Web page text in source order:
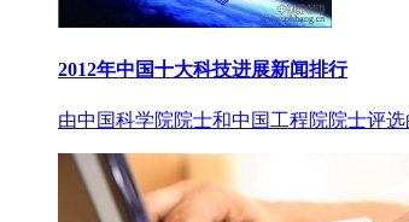
2012年中国十大科技进展新闻排行
由中国科学院院士和中国工程院院士评